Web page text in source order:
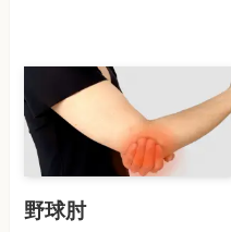
野球肘